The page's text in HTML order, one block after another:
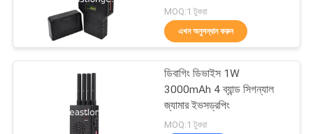
উদ্ধৃতিরউচ্চ ক্ষমতা জ্যামার
MOQ:1 টুকরা
এখন অনুসন্ধান করুন
ডিবাগিং ডিভাইস 1W
3000mAh 4 ব্যান্ড সিগন্যাল
জ্যামার ইভসড্রপিং
MOQ:1 টুকরা